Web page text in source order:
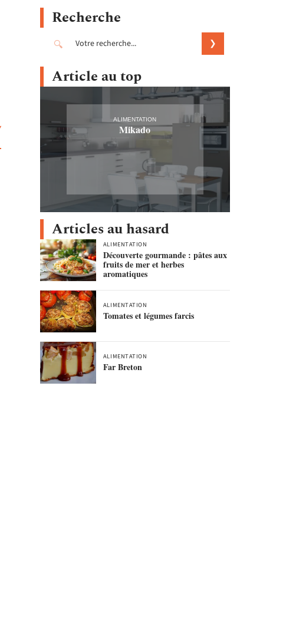
Recherche
Article au top
ALIMENTATION
Mikado
Articles au hasard
ALIMENTATION
Découverte gourmande : pâtes aux
fruits de mer et herbes
aromatiques
ALIMENTATION
Tomates et légumes farcis
ALIMENTATION
Far Breton